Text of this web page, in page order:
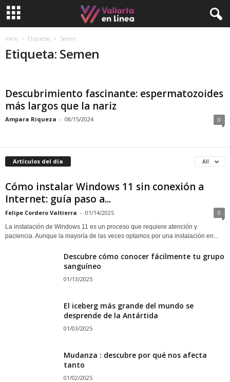
Inicio Etiquetas Semen
Etiqueta: Semen
Descubrimiento fascinante: espermatozoides
más largos que la nariz
Ampara Riqueza - 08/15/2024 0
Artículos del día All
Cómo instalar Windows 11 sin conexión a
Internet: guía paso a...
Felipe Cordero Valtierra - 01/14/2025 0
La instalación de Windows 11 es un proceso que requiere atención y
paciencia. Aunque la mayoría de las veces optamos por una instalación en...
Descubre cómo conocer fácilmente tu grupo
sanguíneo
01/13/2025
El iceberg más grande del mundo se
desprende de la Antártida
01/03/2025
Mudanza : descubre por qué nos afecta
tanto
01/02/2025